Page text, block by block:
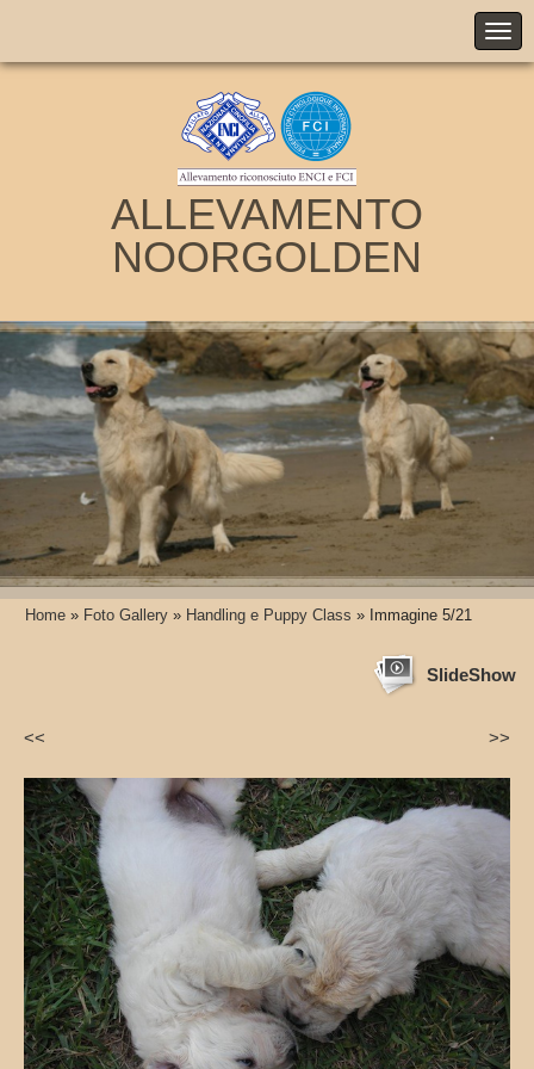
ALLEVAMENTO
NOORGOLDEN
Home » Foto Gallery » Handling e Puppy Class » Immagine 5/21
SlideShow
<< >>